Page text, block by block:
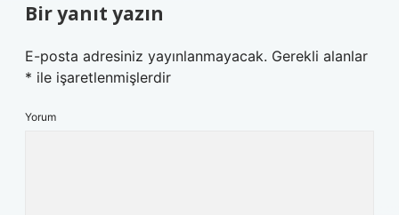
Bir yanıt yazın
E-posta adresiniz yayınlanmayacak. Gerekli alanlar
* ile işaretlenmişlerdir
Yorum